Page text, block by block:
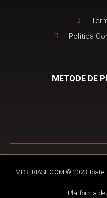
Politica
METODE DE
MESERIASII.COM © 2023
Platforma